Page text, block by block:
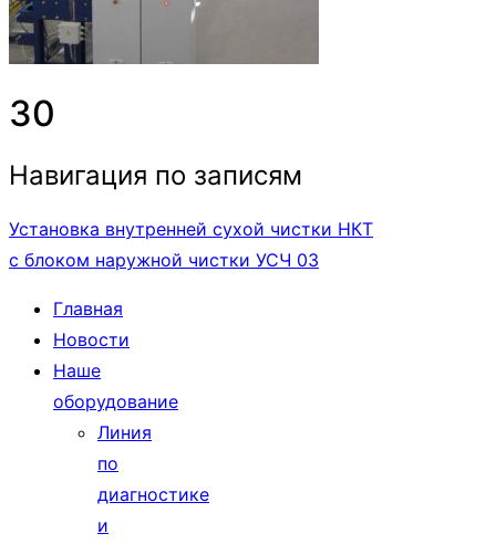
30
Навигация по записям
Установка внутренней сухой чистки НКТ
с блоком наружной чистки УСЧ 03
Главная
Новости
Наше
оборудование
Линия
по
диагностике
и